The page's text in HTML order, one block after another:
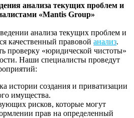
анализа текущих проблем и
«Mantis Group»
анализа текущих проблем и
качественный правовой анализ.
проверку «юридической чистоты»
Наши специалисты проведут
истории создания и приватизации
имущества.
рисков, которые могут
прав на определенный